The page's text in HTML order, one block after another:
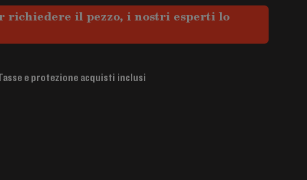
richiedere il pezzo, i nostri esperti lo
e protezione acquisti inclusi